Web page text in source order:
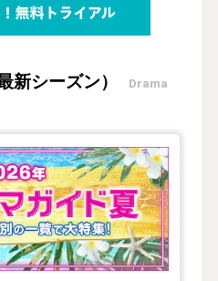
新シーズン） Drama
マガイド